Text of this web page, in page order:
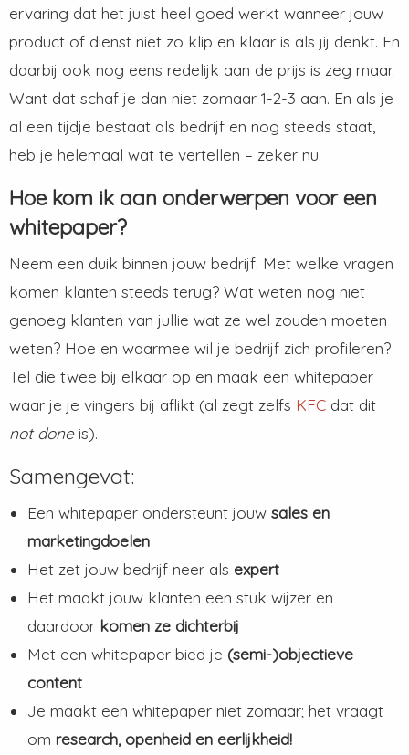
ervaring dat het juist heel goed werkt wanneer jouw
product of dienst niet zo klip en klaar is als jij denkt. En
daarbij ook nog eens redelijk aan de prijs is zeg maar.
Want dat schaf je dan niet zomaar 1-2-3 aan. En als je
al een tijdje bestaat als bedrijf en nog steeds staat,
heb je helemaal wat te vertellen – zeker nu.
Hoe kom ik aan onderwerpen voor een
whitepaper?
Neem een duik binnen jouw bedrijf. Met welke vragen
komen klanten steeds terug? Wat weten nog niet
genoeg klanten van jullie wat ze wel zouden moeten
weten? Hoe en waarmee wil je bedrijf zich profileren?
Tel die twee bij elkaar op en maak een whitepaper
waar je je vingers bij aflikt (al zegt zelfs KFC dat dit
not doneis).
Samengevat:
Een whitepaper ondersteunt jouw sales en
marketingdoelen
Het zet jouw bedrijf neer als expert
Het maakt jouw klanten een stuk wijzer en
daardoor komen ze dichterbij
Met een whitepaper bied je (semi-)objectieve
content
Je maakt een whitepaper niet zomaar; het vraagt
om research, openheid en eerlijkheid!